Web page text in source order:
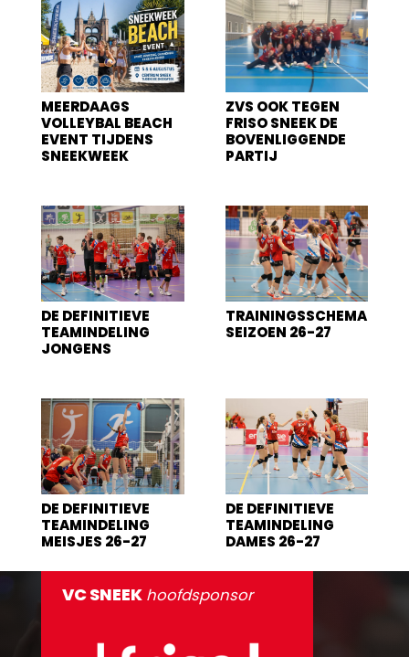
MEERDAAGS
VOLLEYBAL BEACH
EVENT TIJDENS
SNEEKWEEK
ZVS OOK TEGEN
FRISO SNEEK DE
BOVENLIGGENDE
PARTIJ
DE DEFINITIEVE
TEAMINDELING
JONGENS
TRAININGSSCHEMA
SEIZOEN 26-27
DE DEFINITIEVE
TEAMINDELING
MEISJES 26-27
DE DEFINITIEVE
TEAMINDELING
DAMES 26-27
VC SNEEK hoofdsponsor